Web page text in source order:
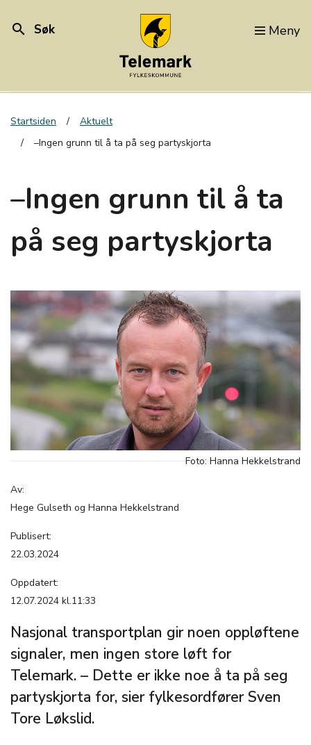
search Søk Meny
Startsiden
Aktuelt
–Ingen grunn til å ta på seg partyskjorta
–Ingen grunn til å ta
på seg partyskjorta
Foto: Hanna Hekkelstrand
Av:
Hege Gulseth og Hanna Hekkelstrand
Publisert:
22.03.2024
Oppdatert:
12.07.2024 kl.11:33
Nasjonal transportplan gir noen oppløftene
signaler, men ingen store løft for
Telemark. – Dette er ikke noe å ta på seg
partyskjorta for, sier fylkesordfører Sven
Tore Løkslid.